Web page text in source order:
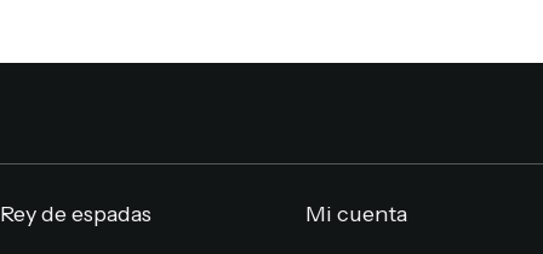
Rey de espadas Mi cuenta